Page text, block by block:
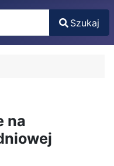
for results.
Szukaj
na